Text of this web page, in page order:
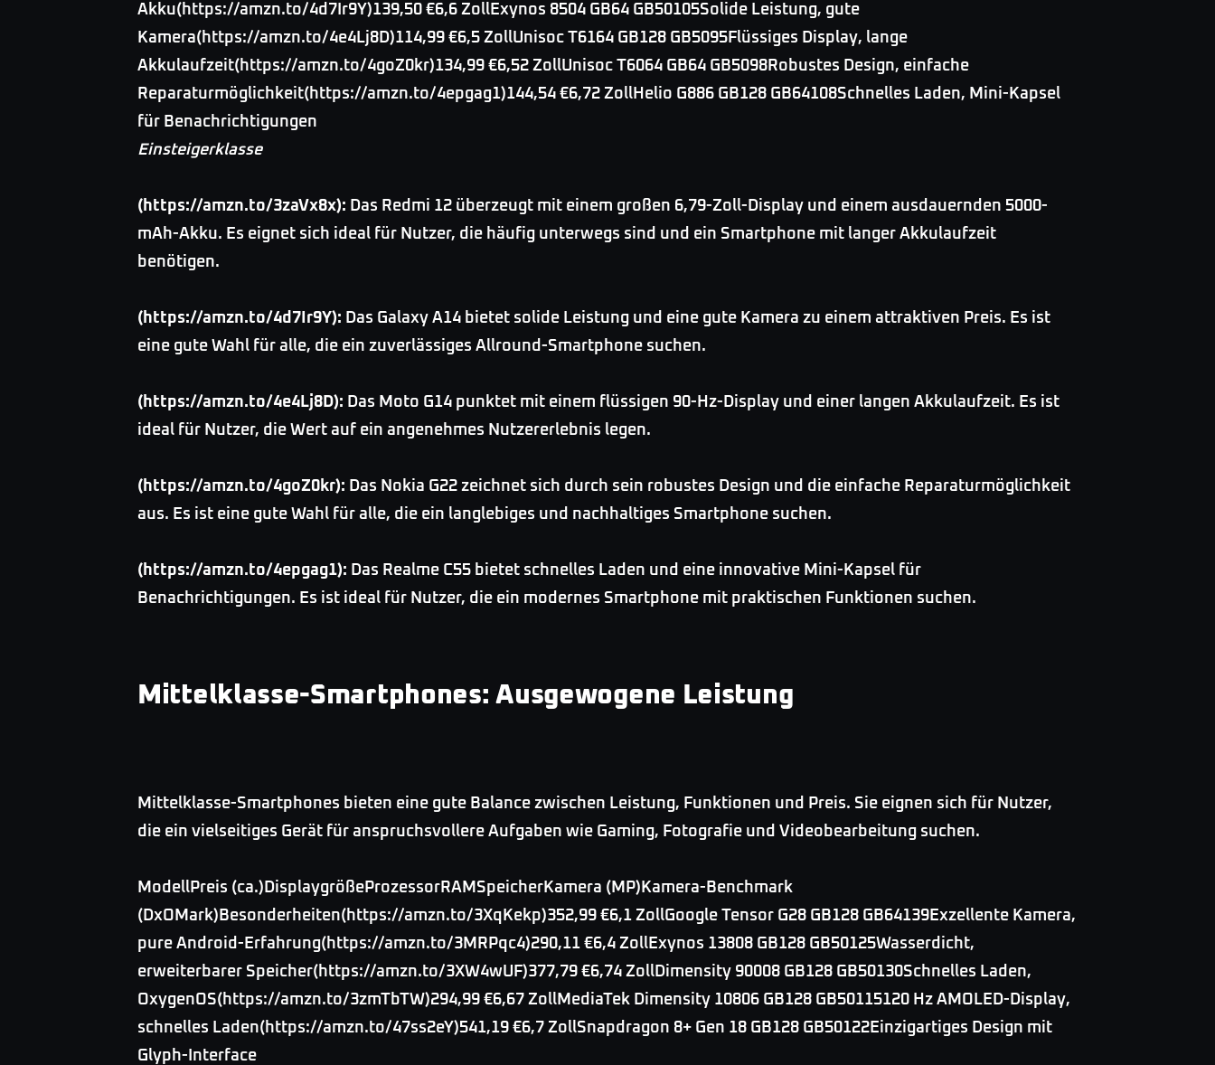
Akku(https://amzn.to/4d7Ir9Y)139,50 €6,6 ZollExynos 8504 GB64 GB50105Solide Leistung, gute
Kamera(https://amzn.to/4e4Lj8D)114,99 €6,5 ZollUnisoc T6164 GB128 GB5095Flüssiges Display, lange
Akkulaufzeit(https://amzn.to/4goZ0kr)134,99 €6,52 ZollUnisoc T6064 GB64 GB5098Robustes Design, einfache
Reparaturmöglichkeit(https://amzn.to/4epgag1)144,54 €6,72 ZollHelio G886 GB128 GB64108Schnelles Laden, Mini-Kapsel
für Benachrichtigungen
Einsteigerklasse
(https://amzn.to/3zaVx8x): Das Redmi 12 überzeugt mit einem großen 6,79-Zoll-Display und einem ausdauernden 5000-
mAh-Akku. Es eignet sich ideal für Nutzer, die häufig unterwegs sind und ein Smartphone mit langer Akkulaufzeit
benötigen.
(https://amzn.to/4d7Ir9Y): Das Galaxy A14 bietet solide Leistung und eine gute Kamera zu einem attraktiven Preis. Es ist
eine gute Wahl für alle, die ein zuverlässiges Allround-Smartphone suchen.
(https://amzn.to/4e4Lj8D): Das Moto G14 punktet mit einem flüssigen 90-Hz-Display und einer langen Akkulaufzeit. Es ist
ideal für Nutzer, die Wert auf ein angenehmes Nutzererlebnis legen.
(https://amzn.to/4goZ0kr): Das Nokia G22 zeichnet sich durch sein robustes Design und die einfache Reparaturmöglichkeit
aus. Es ist eine gute Wahl für alle, die ein langlebiges und nachhaltiges Smartphone suchen.
(https://amzn.to/4epgag1): Das Realme C55 bietet schnelles Laden und eine innovative Mini-Kapsel für
Benachrichtigungen. Es ist ideal für Nutzer, die ein modernes Smartphone mit praktischen Funktionen suchen.
Mittelklasse-Smartphones: Ausgewogene Leistung
Mittelklasse-Smartphones bieten eine gute Balance zwischen Leistung, Funktionen und Preis. Sie eignen sich für Nutzer,
die ein vielseitiges Gerät für anspruchsvollere Aufgaben wie Gaming, Fotografie und Videobearbeitung suchen.
ModellPreis (ca.)DisplaygrößeProzessorRAMSpeicherKamera (MP)Kamera-Benchmark
(DxOMark)Besonderheiten(https://amzn.to/3XqKekp)352,99 €6,1 ZollGoogle Tensor G28 GB128 GB64139Exzellente Kamera,
pure Android-Erfahrung(https://amzn.to/3MRPqc4)290,11 €6,4 ZollExynos 13808 GB128 GB50125Wasserdicht,
erweiterbarer Speicher(https://amzn.to/3XW4wUF)377,79 €6,74 ZollDimensity 90008 GB128 GB50130Schnelles Laden,
OxygenOS(https://amzn.to/3zmTbTW)294,99 €6,67 ZollMediaTek Dimensity 10806 GB128 GB50115120 Hz AMOLED-Display,
schnelles Laden(https://amzn.to/47ss2eY)541,19 €6,7 ZollSnapdragon 8+ Gen 18 GB128 GB50122Einzigartiges Design mit
Glyph-Interface